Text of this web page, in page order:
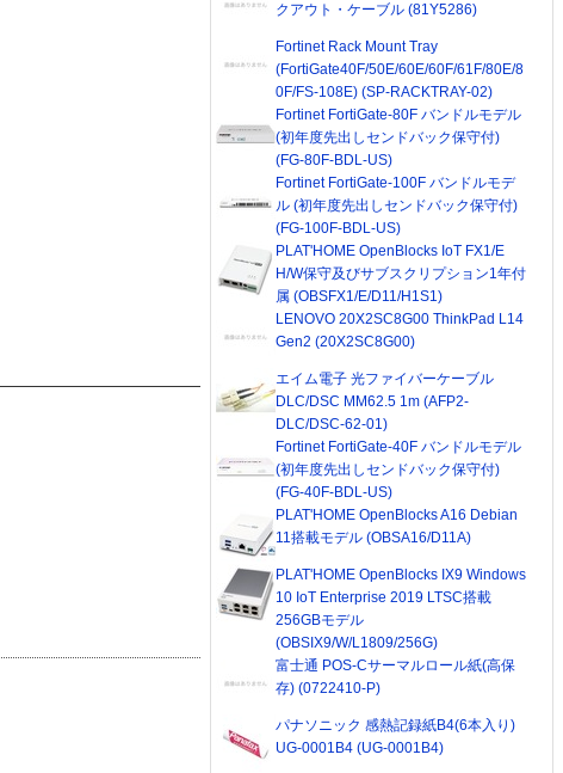
クアウト・ケーブル (81Y5286)
Fortinet Rack Mount Tray
(FortiGate40F/50E/60E/60F/61F/80E/8
0F/FS-108E) (SP-RACKTRAY-02)
Fortinet FortiGate-80F バンドルモデル
(初年度先出しセンドバック保守付)
(FG-80F-BDL-US)
Fortinet FortiGate-100F バンドルモデ
ル (初年度先出しセンドバック保守付)
(FG-100F-BDL-US)
PLAT'HOME OpenBlocks IoT FX1/E
H/W保守及びサブスクリプション1年付
属 (OBSFX1/E/D11/H1S1)
LENOVO 20X2SC8G00 ThinkPad L14
Gen2 (20X2SC8G00)
エイム電子 光ファイバーケーブル
DLC/DSC MM62.5 1m (AFP2-
DLC/DSC-62-01)
Fortinet FortiGate-40F バンドルモデル
(初年度先出しセンドバック保守付)
(FG-40F-BDL-US)
PLAT'HOME OpenBlocks A16 Debian
11搭載モデル (OBSA16/D11A)
PLAT'HOME OpenBlocks IX9 Windows
10 IoT Enterprise 2019 LTSC搭載
256GBモデル
(OBSIX9/W/L1809/256G)
富士通 POS-Cサーマルロール紙(高保
存) (0722410-P)
パナソニック 感熱記録紙B4(6本入り)
UG-0001B4 (UG-0001B4)